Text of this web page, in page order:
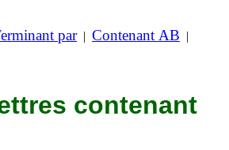
par| Contenant AB |
contenant